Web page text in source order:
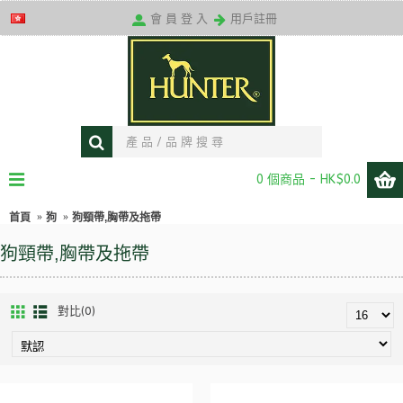
送貨條款
會 員 登 入 用戶註冊
0 個商品 - HK$0.0
首頁 狗 狗頸帶,胸帶及拖帶
狗頸帶,胸帶及拖帶
對比(0)